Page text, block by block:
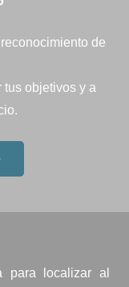
de
tus objetivos y a
para localizar al